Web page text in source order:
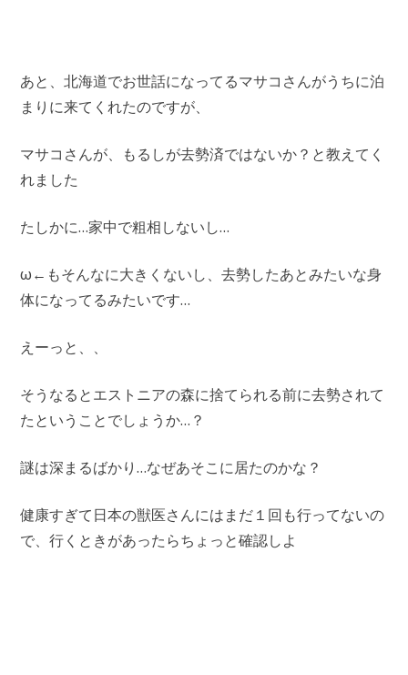
あと、北海道でお世話になってるマサコさんがうちに泊
まりに来てくれたのですが、
マサコさんが、もるしが去勢済ではないか？と教えてく
れました
たしかに…家中で粗相しないし…
ω⁠←もそんなに大きくないし、去勢したあとみたいな身
体になってるみたいです…
えーっと、、
そうなるとエストニアの森に捨てられる前に去勢されて
たということでしょうか…？
謎は深まるばかり…なぜあそこに居たのかな？
健康すぎて日本の獣医さんにはまだ１回も行ってないの
で、行くときがあったらちょっと確認しよ